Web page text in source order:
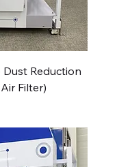
Dust Reduction
Filter)